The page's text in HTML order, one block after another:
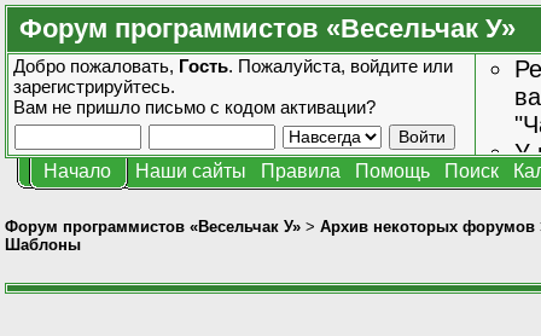
Форум программистов «Весельчак У»
Добро пожаловать, Гость. Пожалуйста, войдите или
зарегистрируйтесь.
Вам не пришло письмо с кодом активации?
У
Начало Наши сайты Правила Помощь Поиск
Форум программистов «Весельчак У» > Архив некоторых форумов
Шаблоны